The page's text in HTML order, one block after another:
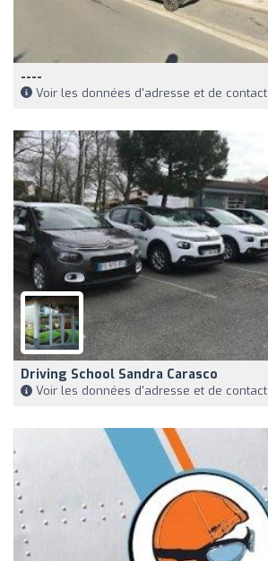
----
Voir les données d'adresse et de contact
Driving School Sandra Carasco
Voir les données d'adresse et de contact